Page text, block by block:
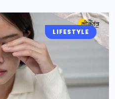
LIFESTYLE